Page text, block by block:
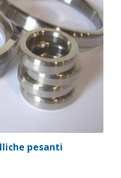
pesanti